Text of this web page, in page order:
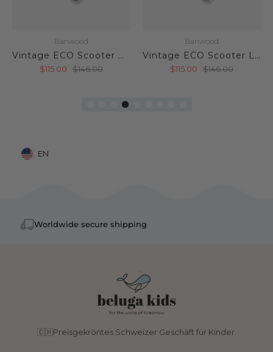
Banwood
Vintage ECO Scooter Olive
$115.00 $146.00
Banwood
Vintage ECO Scooter Lavender
$115.00 $146.00
Mobile: United States, EN
EN
Worldwide secure shipping
🇨🇭Preisgekröntes Schweizer Geschäft für Kinder.